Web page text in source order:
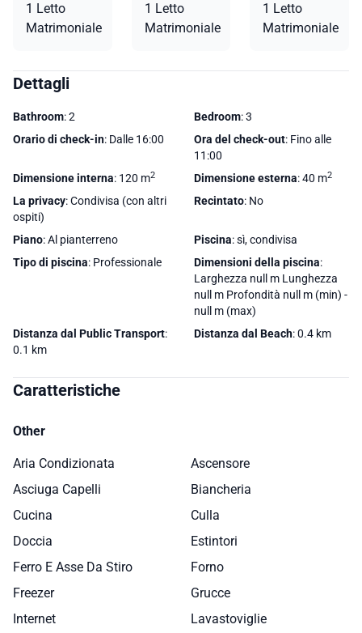
1 Letto
Matrimoniale
1 Letto
Matrimoniale
1 Letto
Matrimoniale
Dettagli
Bathroom: 2 Bedroom: 3
Orario di check-in: Dalle 16:00 Ora del check-out: Fino alle
11:00
Dimensione interna: 120 m2 Dimensione esterna: 40 m2
La privacy: Condivisa (con altri
ospiti)
Recintato: No
Piano: Al pianterreno Piscina: sì, condivisa
Tipo di piscina: Professionale Dimensioni della piscina:
Larghezza null m Lunghezza
null m Profondità null m (min) -
null m (max)
Distanza dal Public Transport:
0.1 km
Distanza dal Beach: 0.4 km
Caratteristiche
Other
Aria Condizionata
Ascensore
Asciuga Capelli
Biancheria
Cucina
Culla
Doccia
Estintori
Ferro E Asse Da Stiro
Forno
Freezer
Grucce
Internet
Lavastoviglie